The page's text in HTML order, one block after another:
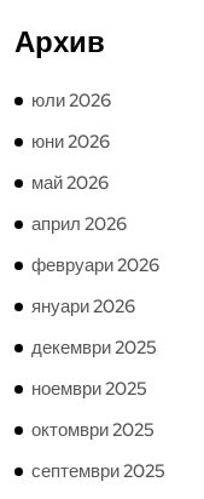
Архив
юли 2026
юни 2026
май 2026
април 2026
февруари 2026
януари 2026
декември 2025
ноември 2025
октомври 2025
септември 2025